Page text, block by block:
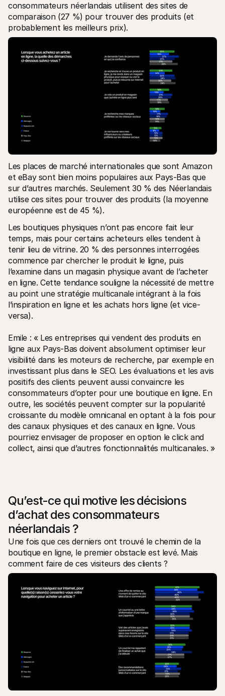
consommateurs néerlandais utilisent des sites de
comparaison (27 %) pour trouver des produits (et
probablement les meilleurs prix).
Les places de marché internationales que sont Amazon
et eBay sont bien moins populaires aux Pays-Bas que
sur d’autres marchés. Seulement 30 % des Néerlandais
utilise ces sites pour trouver des produits (la moyenne
européenne est de 45 %).
Les boutiques physiques n’ont pas encore fait leur
temps, mais pour certains acheteurs elles tendent à
tenir lieu de vitrine. 20 % des personnes interrogées
commence par chercher le produit le ligne, puis
l’examine dans un magasin physique avant de l’acheter
en ligne. Cette tendance souligne la nécessité de mettre
au point une stratégie multicanale intégrant à la fois
l’inspiration en ligne et les achats hors ligne (et vice-
versa).
Emile : « Les entreprises qui vendent des produits en
ligne aux Pays-Bas doivent absolument optimiser leur
visibilité dans les moteurs de recherche, par exemple en
investissant plus dans le SEO. Les évaluations et les avis
positifs des clients peuvent aussi convaincre les
consommateurs d’opter pour une boutique en ligne. En
outre, les sociétés peuvent compter sur la popularité
croissante du modèle omnicanal en optant à la fois pour
des canaux physiques et des canaux en ligne. Vous
pourriez envisager de proposer en option le click and
collect, ainsi que d’autres fonctionnalités multicanales. »
Qu’est-ce qui motive les décisions
d’achat des consommateurs
néerlandais ?
Une fois que ces derniers ont trouvé le chemin de la
boutique en ligne, le premier obstacle est levé. Mais
comment faire de ces visiteurs des clients ?